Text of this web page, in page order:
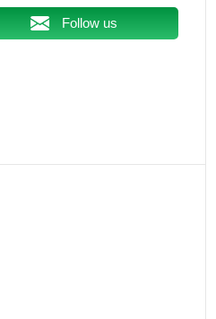
Follow us